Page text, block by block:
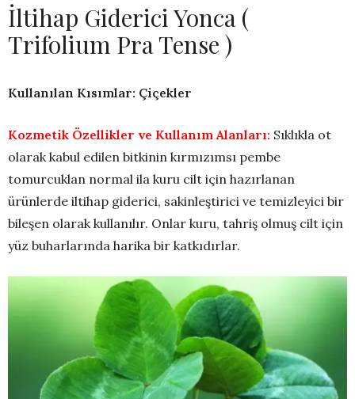
İltihap Giderici Yonca (
Trifolium Pra Tense )
Kullanılan Kısımlar: Çiçekler
Kozmetik Özellikler ve Kullanım Alanları: Sıklıkla ot
olarak kabul edilen bitkinin kırmızımsı pembe
tomurcuklan normal ila kuru cilt için hazırlanan
ürünlerde iltihap giderici, sakinleştirici ve temizleyici bir
bileşen olarak kullanılır. Onlar kuru, tahriş olmuş cilt için
yüz buharlarında harika bir katkıdırlar.